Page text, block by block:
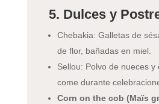
5. Dulces y
Chebakia: Galletas de
de flor, bañadas en miel.
Sellou: Polvo de nueces y
come durante
Corn on the cob (Maïs